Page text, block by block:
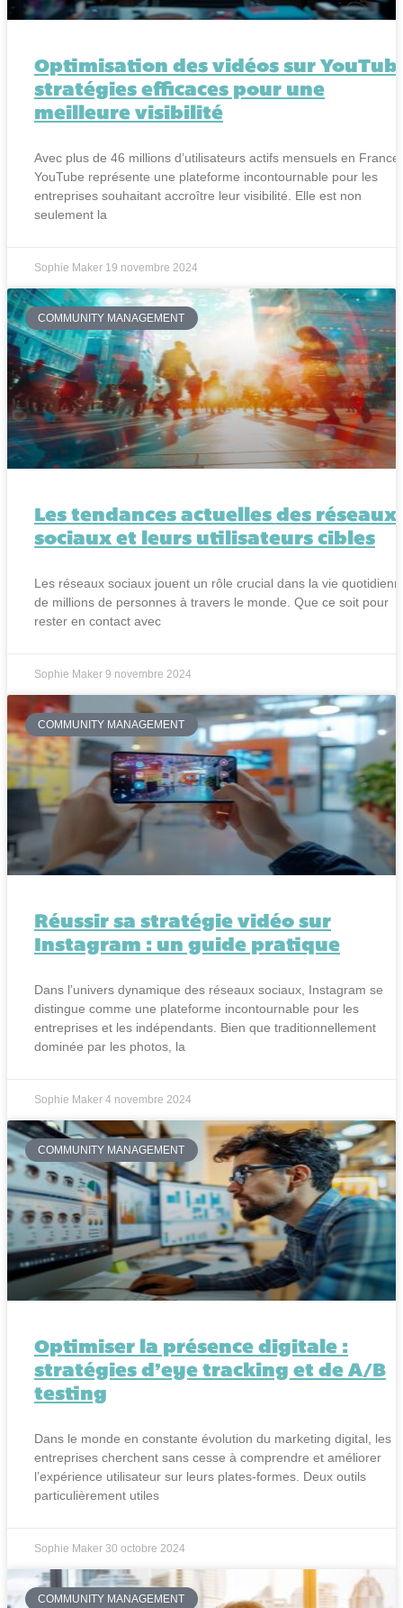
Optimisation des vidéos sur
stratégies efficaces pour une
meilleure visibilité
Avec plus de 46 millions d’utilisateurs actifs mensuels en France,
YouTube représente une plateforme incontournable pour les
entreprises souhaitant accroître leur visibilité. Elle est non
seulement la
Sophie Maker 19 novembre 2024
COMMUNITY MANAGEMENT
Les tendances actuelles des réseaux
sociaux et leurs utilisateurs cibles
Les réseaux sociaux jouent un rôle crucial dans la vie
de millions de personnes à travers le monde. Que ce soit pour
rester en contact avec
Sophie Maker 9 novembre 2024
COMMUNITY MANAGEMENT
Réussir sa stratégie vidéo sur
Instagram : un guide pratique
Dans l’univers dynamique des réseaux sociaux, Instagram se
distingue comme une plateforme incontournable pour les
entreprises et les indépendants. Bien que traditionnellement
dominée par les photos, la
Sophie Maker 4 novembre 2024
COMMUNITY MANAGEMENT
Optimiser la présence digitale :
stratégies d’eye tracking et de A/B
testing
Dans le monde en constante évolution du marketing digital, les
entreprises cherchent sans cesse à comprendre et améliorer
l’expérience utilisateur sur leurs plates-formes. Deux outils
particulièrement utiles
Sophie Maker 30 octobre 2024
COMMUNITY MANAGEMENT